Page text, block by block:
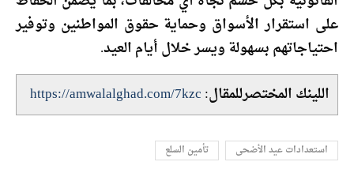
على استقرار الأسواق وحماية حقوق المواطنين وتوفير
احتياجاتهم بسهولة ويسر خلال أيام العيد.
اللينك المختصرللمقال:https://amwalalghad.com/7kzc
استعدادات عيد الأضحى تأمين السلع